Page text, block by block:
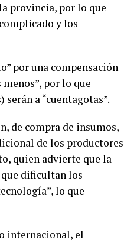
provincia, por lo que
y los
por una compensación
por lo que
a “cuentagotas”.
de compra de insumos,
de los productores
quien advierte que la
que dificultan los
lo que
internacional, el